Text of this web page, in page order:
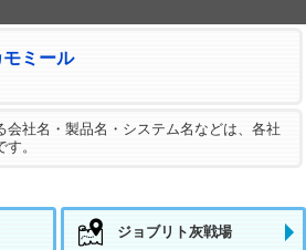
ミール
会社名・製品名・システム名などは、各社
。
ジョブリト灰戦場